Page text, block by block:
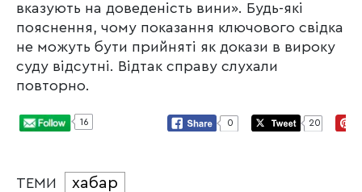
вказують на доведеність вини». Будь-які
пояснення, чому показання ключового свідка
не можуть бути прийняті як докази в вироку
суду відсутні. Відтак справу слухали
повторно.
16 0 20
ТЕМИ хабар